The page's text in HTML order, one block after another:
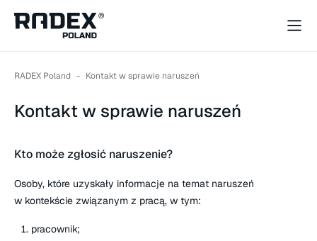
RADEX Poland - Kontakt w sprawie naruszeń
Kontakt w sprawie naruszeń
Kto może zgłosić naruszenie?
Osoby, które uzyskały informacje na temat naruszeń
w kontekście związanym z pracą, w tym:
pracownik;